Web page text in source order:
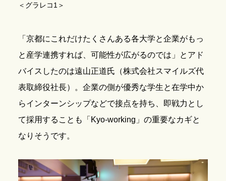
＜グラレコ1＞
「京都にこれだけたくさんある各大学と企業がもっ
と産学連携すれば、可能性が広がるのでは」とアド
バイスしたのは遠山正道氏（株式会社スマイルズ代
表取締役社長）。企業の側が優秀な学生と在学中か
らインターンシップなどで接点を持ち、即戦力とし
て採用することも「Kyo-working」の重要なカギと
なりそうです。